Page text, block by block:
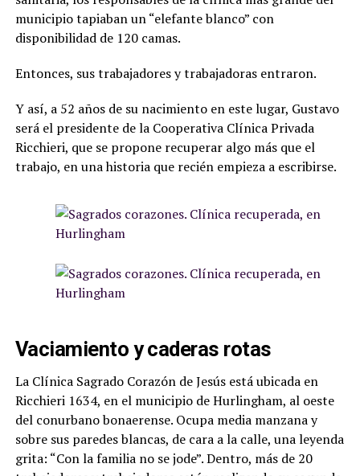
municipio tapiaban un “elefante blanco” con
disponibilidad de 120 camas.
Entonces, sus trabajadores y trabajadoras entraron.
Y así, a 52 años de su nacimiento en este lugar, Gustavo
será el presidente de la Cooperativa Clínica Privada
Ricchieri, que se propone recuperar algo más que el
trabajo, en una historia que recién empieza a escribirse.
Vaciamiento y caderas rotas
La Clínica Sagrado Corazón de Jesús está ubicada en
Ricchieri 1634, en el municipio de Hurlingham, al oeste
del conurbano bonaerense. Ocupa media manzana y
sobre sus paredes blancas, de cara a la calle, una leyenda
grita: “Con la familia no se jode”. Dentro, más de 20